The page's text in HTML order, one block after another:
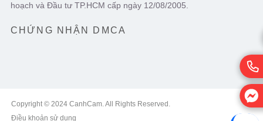
hoạch và Đầu tư TP.HCM cấp ngày 12/08/2005.
CHỨNG NHẬN DMCA
Copyright © 2024 CanhCam. All Rights Reserved.
Điều khoản sử dụng